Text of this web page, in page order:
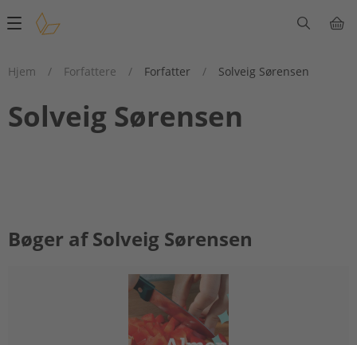
Main
Hjem
/ Forfattere / Forfatter / Solveig Sørensen
Solveig Sørensen
Bøger af Solveig Sørensen